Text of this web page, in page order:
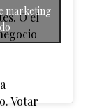
O el
Votar
marketing